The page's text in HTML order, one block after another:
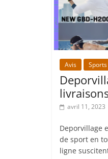
Avis Sports
avril 11, 2023
Deporvillage
de sport en
ligne